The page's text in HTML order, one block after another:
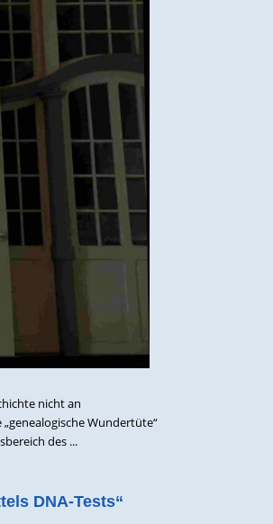
nicht an
Wundertüte“
des ...
DNA-Tests“